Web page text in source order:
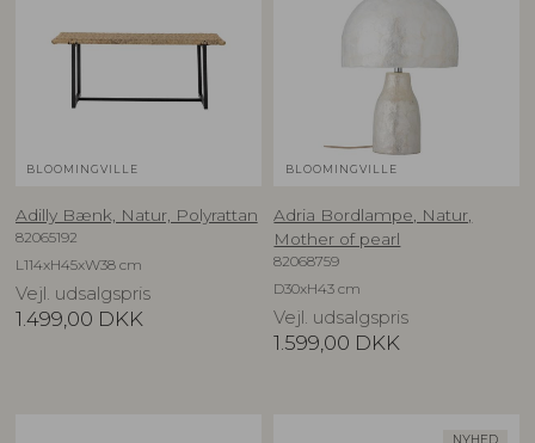
BLOOMINGVILLE
Adilly Bænk, Natur, Polyrattan
82065192
L114xH45xW38 cm
Vejl. udsalgspris
1.499,00 DKK
BLOOMINGVILLE
Adria Bordlampe, Natur,
Mother of pearl
82068759
D30xH43 cm
Vejl. udsalgspris
1.599,00 DKK